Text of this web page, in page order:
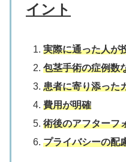
イント
実際に通った人が
包茎手術の症例数
患者に寄り添った
費用が明確
術後のアフターフ
プライバシーの配